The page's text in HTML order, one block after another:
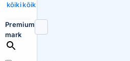
kõikikõik
Premium
mark